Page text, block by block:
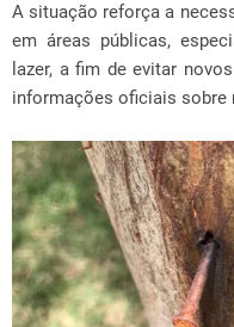
A situação reforça a
em áreas públicas,
lazer, a fim de evitar
informações oficiais sobre